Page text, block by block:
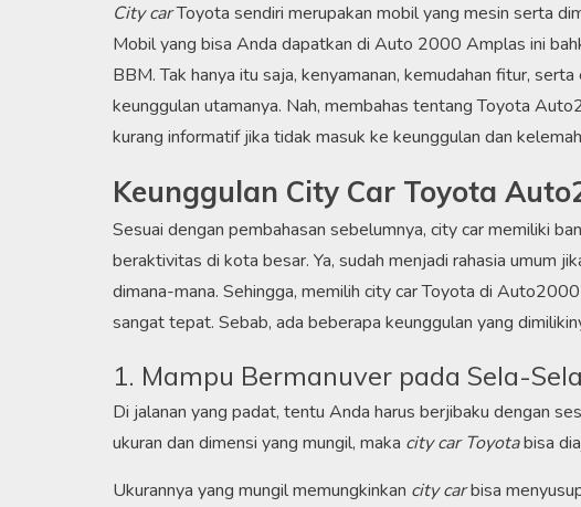
City carToyota sendiri merupakan mobil yang mesin serta
Mobil yang bisa Anda dapatkan di Auto 2000 Amplas ini
BBM. Tak hanya itu saja, kenyamanan, kemudahan fitur,
keunggulan utamanya. Nah, membahas tentang Toyota
kurang informatif jika tidak masuk ke keunggulan dan
Keunggulan City Car Toyota
Sesuai dengan pembahasan sebelumnya, city car memiliki
beraktivitas di kota besar. Ya, sudah menjadi rahasia umum
dimana-mana. Sehingga, memilih city car Toyota di
sangat tepat. Sebab, ada beberapa keunggulan yang
1. Mampu Bermanuver pada Sela-
Di jalanan yang padat, tentu Anda harus berjibaku dengan
ukuran dan dimensi yang mungil, maka city car Toyotabisa
Ukurannya yang mungil memungkinkan city carbisa